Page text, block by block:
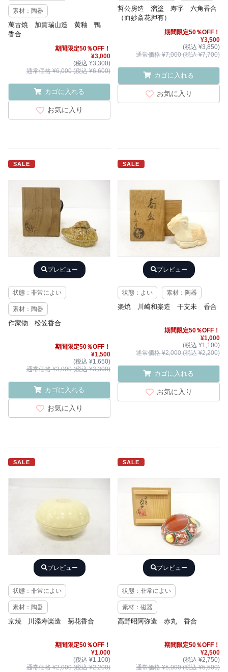
素材：陶器
萬古焼 加賀瑞山造 黄釉 鴨
香合
期間限定50％OFF！
¥3,000
(税込 ¥3,300)
通常価格 ¥6,000 (税込 ¥6,600)
カゴに入れる
お気に入り
哲公房造 溜塗 寿字 六角香合
（而妙斎花押有）
期間限定50％OFF！
¥3,500
(税込 ¥3,850)
通常価格 ¥7,000 (税込 ¥7,700)
カゴに入れる
お気に入り
SALE
プレビュー
状態：非常によい
素材：陶器
作家物 松笠香合
期間限定50％OFF！
¥1,500
(税込 ¥1,650)
通常価格 ¥3,000 (税込 ¥3,300)
カゴに入れる
お気に入り
SALE
プレビュー
状態：よい 素材：陶器
楽焼 川崎和楽造 干支未 香合
期間限定50％OFF！
¥1,000
(税込 ¥1,100)
通常価格 ¥2,000 (税込 ¥2,200)
カゴに入れる
お気に入り
SALE
プレビュー
状態：非常によい
素材：陶器
京焼 川添寿楽造 菊花香合
期間限定50％OFF！
¥1,000
(税込 ¥1,100)
通常価格 ¥2,000 (税込 ¥2,200)
SALE
プレビュー
状態：非常によい
素材：磁器
高野昭阿弥造 赤丸 香合
期間限定50％OFF！
¥2,500
(税込 ¥2,750)
通常価格 ¥5,000 (税込 ¥5,500)